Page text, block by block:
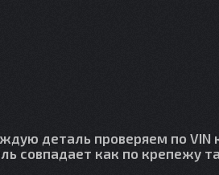
деталь проверяем по VIN
совпадает как по крепежу